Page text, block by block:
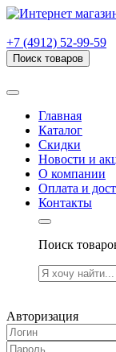
+7 (4912) 52-99-59
Поиск товаров
Главная
Каталог
Скидки
Новости и
О компании
Оплата и
Контакты
Поиск
Авторизация